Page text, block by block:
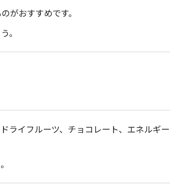
がおすすめです。
。
ライフルーツ、チョコレート、エネルギー